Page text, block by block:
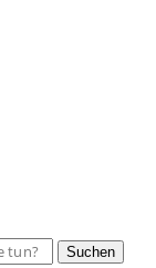
Suchen